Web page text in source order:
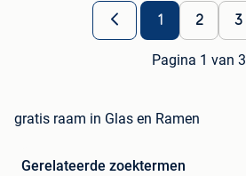
1 2 3
Pagina 1 van 3
gratis raam in Glas en Ramen
Gerelateerde zoektermen